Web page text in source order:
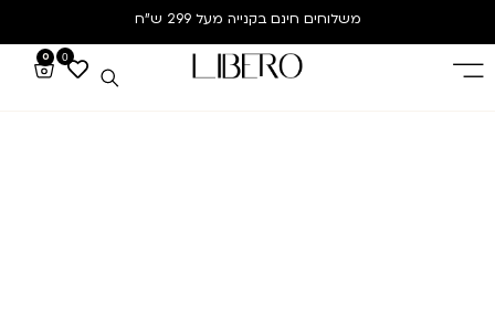
משלוחים חינם בקנייה מעל 299 ש”ח
0
0